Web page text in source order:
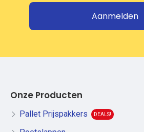
Aanmelden
Onze Producten
Pallet Prijspakkers DEALS!